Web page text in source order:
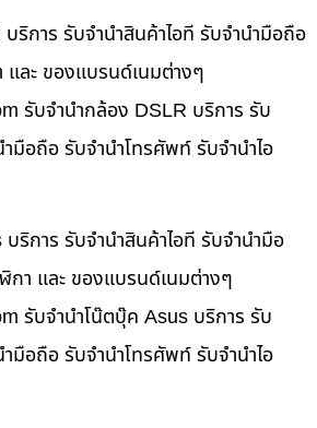
ริการ รับจำนำสินค้าไอที รับจำนำมือถือ
และ ของแบรนด์เนมต่างๆ
รับจำนำกล้อง DSLR บริการ รับ
มือถือ รับจำนำโทรศัพท์ รับจำนำไอ
ริการ รับจำนำสินค้าไอที รับจำนำมือ
กา และ ของแบรนด์เนมต่างๆ
รับจำนำโน๊ตบุ๊ค Asus บริการ รับ
มือถือ รับจำนำโทรศัพท์ รับจำนำไอ